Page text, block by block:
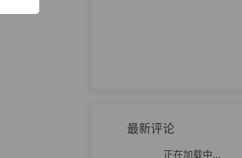
最新评论
正在加载中...